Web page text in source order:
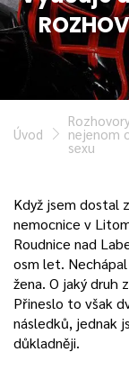
Úvod nejenom
sexu
Když jsem dostal
nemocnice v
Roudnice nad
osm let.
žena. O jaký druh
Přineslo to však
následků, jednak
důkladněji.